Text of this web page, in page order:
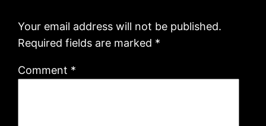
Your email address will not be published.
Required fields are marked *
Comment *